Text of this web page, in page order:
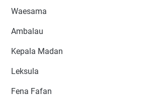
Waesama
Ambalau
Kepala Madan
Leksula
Fena Fafan